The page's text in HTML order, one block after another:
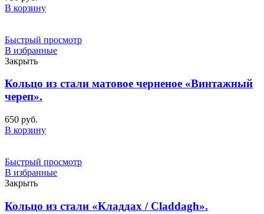
В корзину
Быстрый просмотр
В избранные
Закрыть
Кольцо из стали матовое черненое «Винтажный
череп».
650 руб.
В корзину
Быстрый просмотр
В избранные
Закрыть
Кольцо из стали «Кладдах / Claddagh».